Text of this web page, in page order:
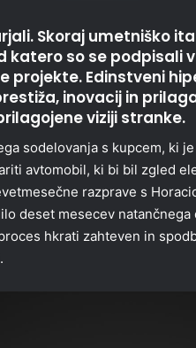
Skoraj umetniško
katero so se podpisali
projekte. Edinstveni
inovacij in
viziji stranke.
sodelovanja s kupcem, ki
avtomobil, ki bi bil zgled
razprave s
deset mesecev
hkrati zahteven in